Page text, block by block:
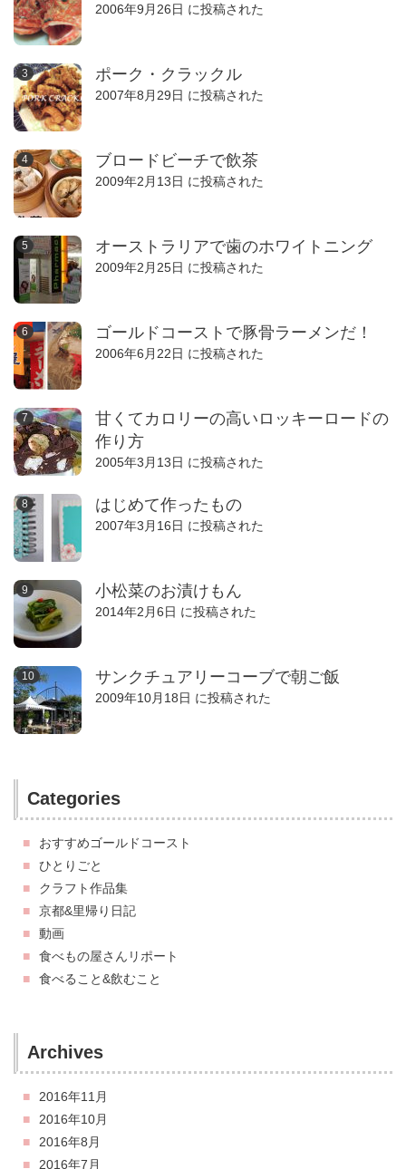
2006年9月26日 に投稿された
ポーク・クラックル
2007年8月29日 に投稿された
ブロードビーチで飲茶
2009年2月13日 に投稿された
オーストラリアで歯のホワイトニング
2009年2月25日 に投稿された
ゴールドコーストで豚骨ラーメンだ！
2006年6月22日 に投稿された
甘くてカロリーの高いロッキーロードの
作り方
2005年3月13日 に投稿された
はじめて作ったもの
2007年3月16日 に投稿された
小松菜のお漬けもん
2014年2月6日 に投稿された
サンクチュアリーコーブで朝ご飯
2009年10月18日 に投稿された
Categories
おすすめゴールドコースト
ひとりごと
クラフト作品集
京都&里帰り日記
動画
食べもの屋さんリポート
食べること&飲むこと
Archives
2016年11月
2016年10月
2016年8月
2016年7月